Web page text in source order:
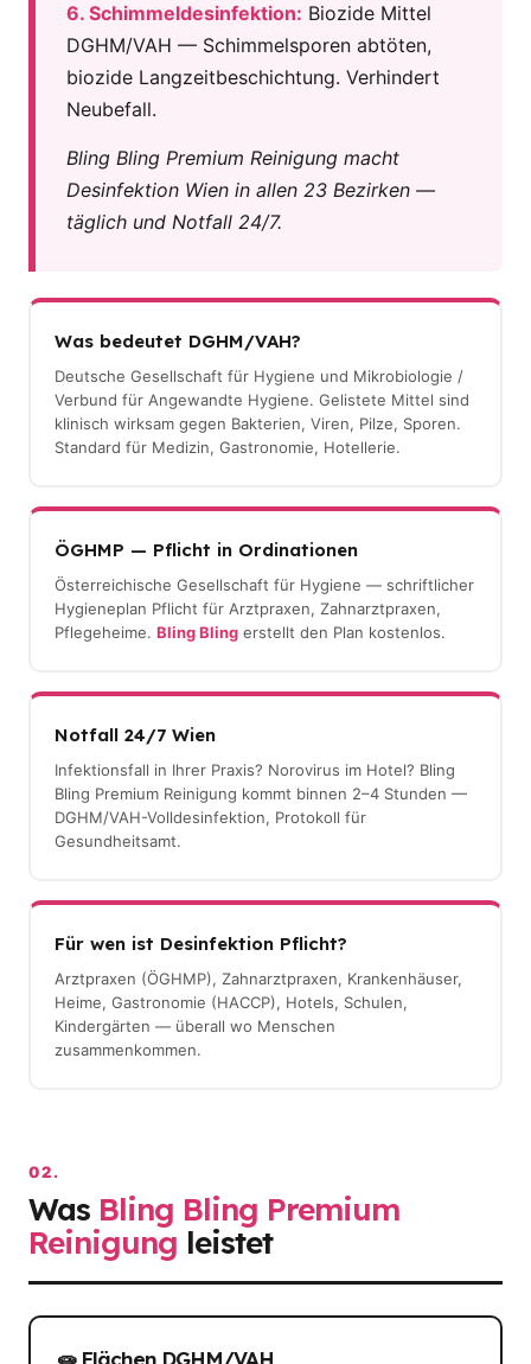
6. Schimmeldesinfektion: Biozide Mittel
DGHM/VAH — Schimmelsporen abtöten,
biozide Langzeitbeschichtung. Verhindert
Neubefall.
Bling Bling Premium Reinigung macht
Desinfektion Wien in allen 23 Bezirken —
täglich und Notfall 24/7.
Was bedeutet DGHM/VAH?
Deutsche Gesellschaft für Hygiene und Mikrobiologie /
Verbund für Angewandte Hygiene. Gelistete Mittel sind
klinisch wirksam gegen Bakterien, Viren, Pilze, Sporen.
Standard für Medizin, Gastronomie, Hotellerie.
ÖGHMP — Pflicht in Ordinationen
Österreichische Gesellschaft für Hygiene — schriftlicher
Hygieneplan Pflicht für Arztpraxen, Zahnarztpraxen,
Pflegeheime. Bling Bling erstellt den Plan kostenlos.
Notfall 24/7 Wien
Infektionsfall in Ihrer Praxis? Norovirus im Hotel? Bling
Bling Premium Reinigung kommt binnen 2–4 Stunden —
DGHM/VAH-Volldesinfektion, Protokoll für
Gesundheitsamt.
Für wen ist Desinfektion Pflicht?
Arztpraxen (ÖGHMP), Zahnarztpraxen, Krankenhäuser,
Heime, Gastronomie (HACCP), Hotels, Schulen,
Kindergärten — überall wo Menschen
zusammenkommen.
02.
Was Bling Bling Premium
Reinigung leistet
🧫 Flächen DGHM/VAH